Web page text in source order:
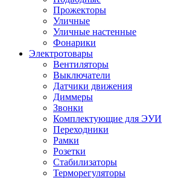
Прожекторы
Уличные
Уличные настенные
Фонарики
Электротовары
Вентиляторы
Выключатели
Датчики движения
Диммеры
Звонки
Комплектующие для ЭУИ
Переходники
Рамки
Розетки
Стабилизаторы
Терморегуляторы